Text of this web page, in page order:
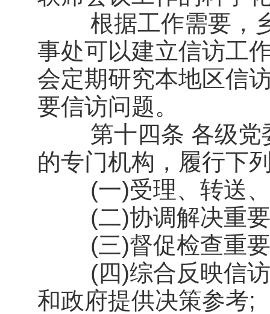
根据工作需要，乡
事处可以建立信访工
会定期研究本地区信
要信访问题。
第十四条 各级党委
的专门机构，履行下
(一)受理、转送、
(二)协调解决重要
(三)督促检查重要
(四)综合反映信访
和政府提供决策参考;